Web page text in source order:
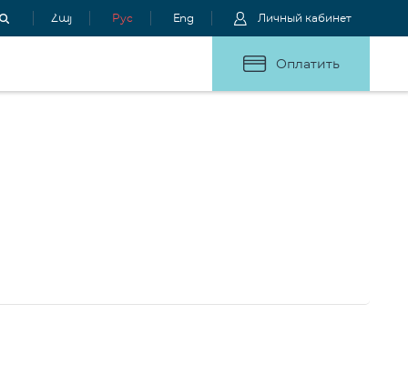
Հայ Рус Eng Личный кабинет
Оплатить